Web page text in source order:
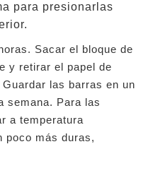
para presionarlas
Sacar el bloque de
y retirar el papel de
las barras en un
semana. Para las
a temperatura
poco más duras,